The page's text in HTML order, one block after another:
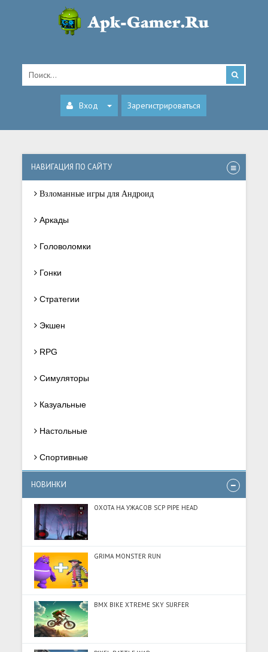
Вход Зарегистрироваться
НАВИГАЦИЯ ПО САЙТУ
Взломанные игры для Андроид
Аркады
Головоломки
Гонки
Стратегии
Экшен
RPG
Симуляторы
Казуальные
Настольные
Спортивные
НОВИНКИ
ОХОТА НА УЖАСОВ SCP PIPE HEAD
GRIMA MONSTER RUN
BMX BIKE XTREME SKY SURFER